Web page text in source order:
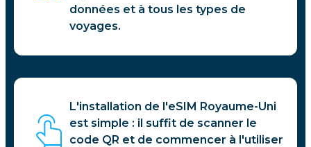
données et à tous les types de
voyages.
L'installation de l'eSIM Royaume-Uni
est simple : il suffit de scanner le
code QR et de commencer à l'utiliser